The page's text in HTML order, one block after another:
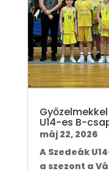
U14-es B-
máj 22, 2026
A Szedeák
a szezont a